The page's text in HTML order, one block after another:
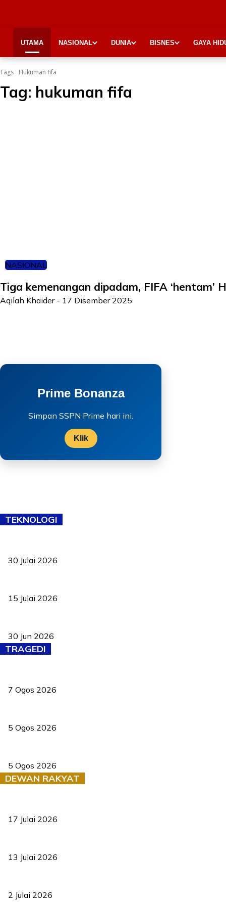
UTAMA NASIONAL DUNIA BISNES GAYA
Tags Hukuman fifa
Tag: hukuman fifa
NASIONAL
Tiga kemenangan dipadam, FIFA ‘hentam’
Aqilah Khaider - 17 Disember 2025
Prime Bonanza
Simpan SSPN Prime hari ini.
Klik
TEKNOLOGI
30 Julai 2026
15 Julai 2026
30 Jun 2026
TRAGEDI
7 Ogos 2026
5 Ogos 2026
5 Ogos 2026
DEWAN RAKYAT
17 Julai 2026
13 Julai 2026
2 Julai 2026